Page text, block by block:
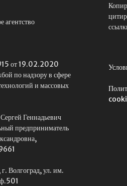
от 19.02.2020
по надзору в сфере
и массовых
Геннадьевич
предприниматель
Волгоград, ул. им.